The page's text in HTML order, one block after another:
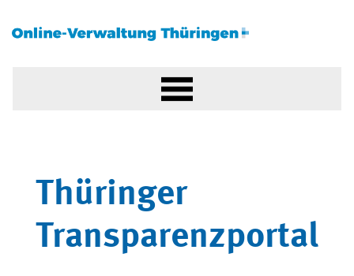
Thüringer
Transparenzportal